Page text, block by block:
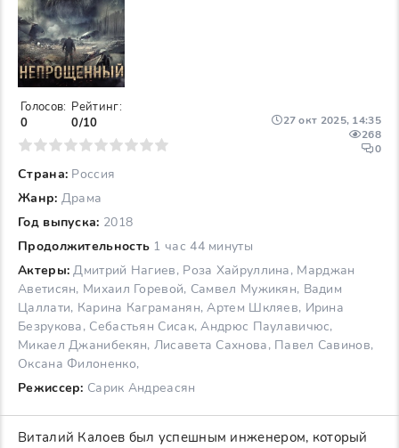
Страна: Россия
Жанр: Драма
Год выпуска: 2018
Продолжительность 1 час 44 минуты
Актеры: Дмитрий Нагиев, Роза Хайруллина, Марджан
Аветисян, Михаил Горевой, Самвел Мужикян, Вадим
Цаллати, Карина Каграманян, Артем Шкляев, Ирина
Безрукова, Себастьян Сисак, Андрюс Паулавичюс,
Микаел Джанибекян, Лисавета Сахнова, Павел Савинов,
Оксана Филоненко,
Режиссер: Сарик Андреасян
27 окт 2025, 14:35
268
0
Голосов:
0
Рейтинг:
0/10
7 8 9 10
Виталий Калоев был успешным инженером, который